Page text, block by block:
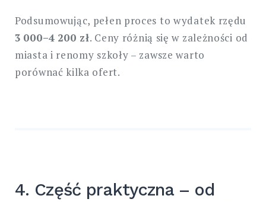
Podsumowując, pełen proces to wydatek rzędu
3 000–4 200 zł. Ceny różnią się w zależności od
miasta i renomy szkoły – zawsze warto
porównać kilka ofert.
4. Część praktyczna – od